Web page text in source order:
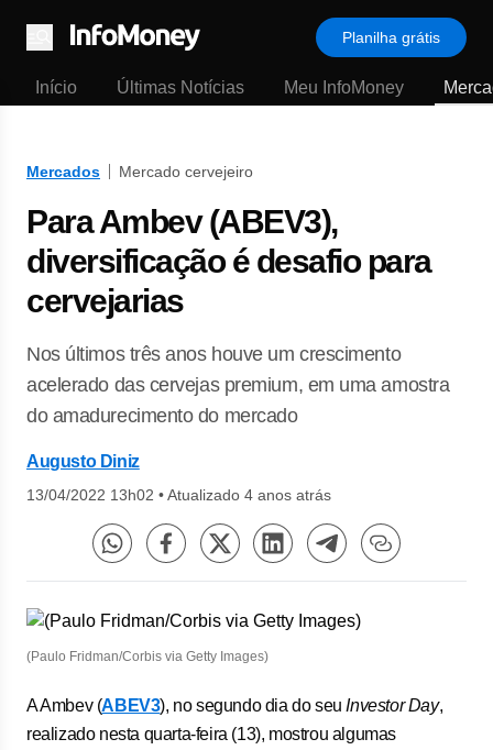
Menu
Planilha grátis
Início Últimas Notícias Meu InfoMoney
Mercados Mercado cervejeiro
Para Ambev (ABEV3),
diversificação é desafio para
cervejarias
Nos últimos três anos houve um crescimento
acelerado das cervejas premium, em uma amostra
do amadurecimento do mercado
Augusto Diniz
13/04/2022 13h02 •Atualizado 4 anos atrás
(Paulo Fridman/Corbis via Getty Images)
A Ambev (ABEV3), no segundo dia do seuInvestor Day,
realizado nesta quarta-feira (13), mostrou algumas